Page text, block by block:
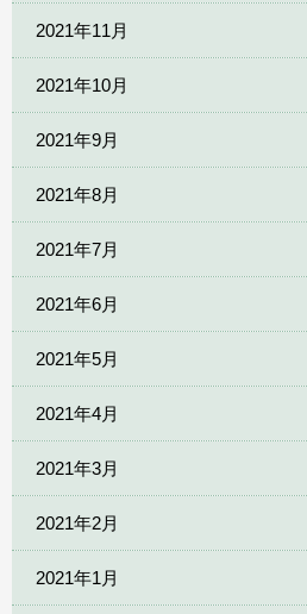
2021年11月
2021年10月
2021年9月
2021年8月
2021年7月
2021年6月
2021年5月
2021年4月
2021年3月
2021年2月
2021年1月